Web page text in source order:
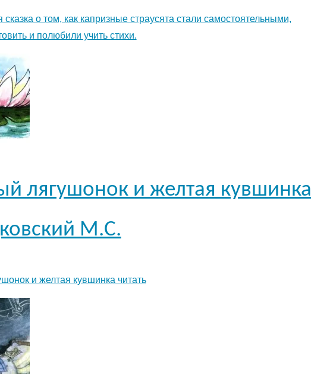
сказка о том, как капризные страусята стали самостоятельными,
и полюбили учить стихи.
лягушонок и желтая кувшинка
М.С.
и желтая кувшинка читать